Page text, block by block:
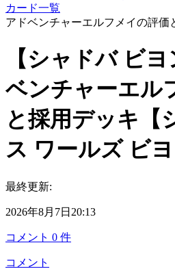
カード一覧
アドベンチャーエルフメイの評価
【シャドバ ビ
ベンチャーエル
と採用デッキ【
ス ワールズ ビヨ
最終更新:
2026年8月7日20:13
コメント 0 件
コメント